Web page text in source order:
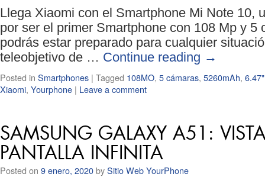
Llega Xiaomi con el Smartphone Mi Note 10,
por ser el primer Smartphone con 108 Mp y 5
podrás estar preparado para cualquier
teleobjetivo de … Continue reading →
Posted in Smartphones | Tagged 108MO, 5 cámaras, 5260mAh, 6.47"
Xiaomi, Yourphone | Leave a comment
SAMSUNG GALAXY A51:
PANTALLA INFINITA
Posted on 9 enero, 2020bySitio Web YourPhone